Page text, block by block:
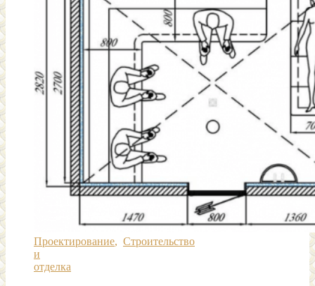
Проектирование, Строительство
и
отделка